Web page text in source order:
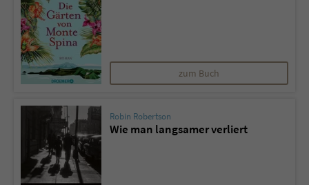
zum Buch
Robin Robertson
Wie man langsamer verliert